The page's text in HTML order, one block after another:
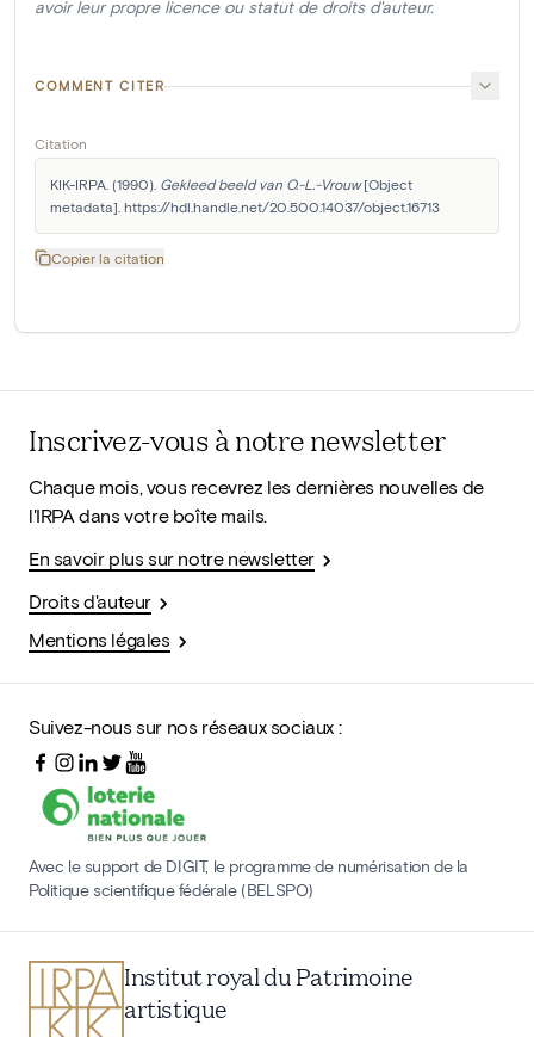
avoir leur propre licence ou statut de droits d'auteur.
COMMENT CITER
Citation
KIK-IRPA. (1990). Gekleed beeld van O.-L.-Vrouw [Object
metadata]. https://hdl.handle.net/20.500.14037/object.16713
Copier la citation
Inscrivez-vous à notre newsletter
Chaque mois, vous recevrez les dernières nouvelles de
l'IRPA dans votre boîte mails.
En savoir plus sur notre newsletter
Droits d'auteur
Mentions légales
Suivez-nous sur nos réseaux sociaux :
Avec le support de DIGIT, le programme de numérisation de la
Politique scientifique fédérale (BELSPO)
Institut royal du Patrimoine
artistique